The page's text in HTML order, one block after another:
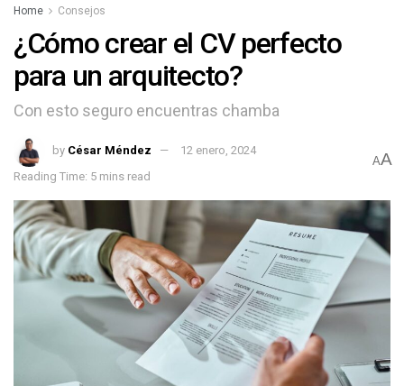
Home Consejos
¿Cómo crear el CV perfecto
para un arquitecto?
Con esto seguro encuentras chamba
by César Méndez
12 enero, 2024
Reading Time: 5 mins read
AA